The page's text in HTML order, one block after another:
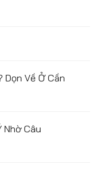
Dọn Về Ở Cần
Nhờ Câu